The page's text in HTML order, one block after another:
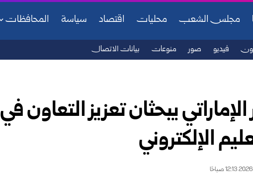
مجلس الشعب محليات اقتصاد سياسة المحافظات
فيديو صور منوعات بيانات الاتصال
الإماراتي يبحثان تعزيز التعاون في
الإلكتروني